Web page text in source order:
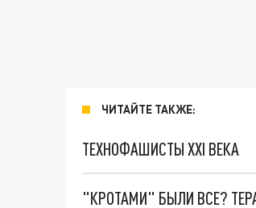
ЧИТАЙТЕ ТАКЖЕ:
ТЕХНОФАШИСТЫ XXI ВЕКА
"КРОТАМИ" БЫЛИ ВСЕ?